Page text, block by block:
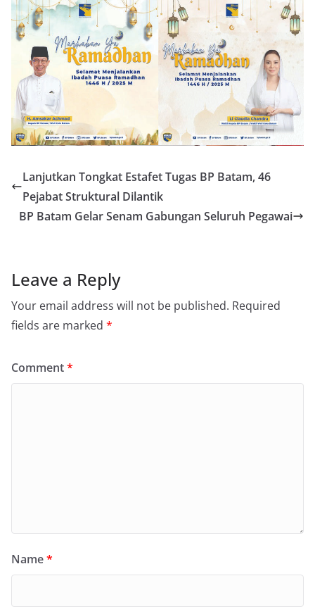
Lanjutkan Tongkat Estafet Tugas BP Batam, 46
Pejabat Struktural Dilantik
BP Batam Gelar Senam Gabungan Seluruh Pegawai
Leave a Reply
Your email address will not be published. Required
fields are marked *
Comment*
Name*